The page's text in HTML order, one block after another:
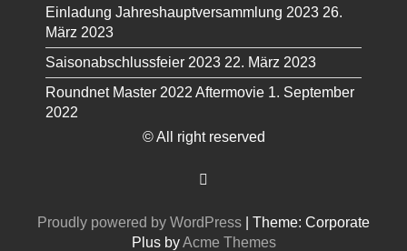
Einladung Jahreshauptversammlung 2023 26.
März 2023
Saisonabschlussfeier 2023 22. März 2023
Roundnet Master 2022 Aftermovie 1. September
2022
© All right reserved
Proudly powered by WordPress
Theme: Corporate
Plus byAcme Themes